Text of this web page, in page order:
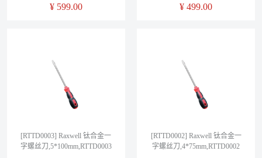
¥ 599.00 ¥499.00
[RTTD0003] Raxwell 钛合金一
字螺丝刀,5*100mm,RTTD0003
[RTTD0002] Raxwell 钛合金一
字螺丝刀,4*75mm,RTTD0002